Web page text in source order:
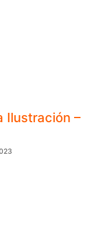
Ilustración –